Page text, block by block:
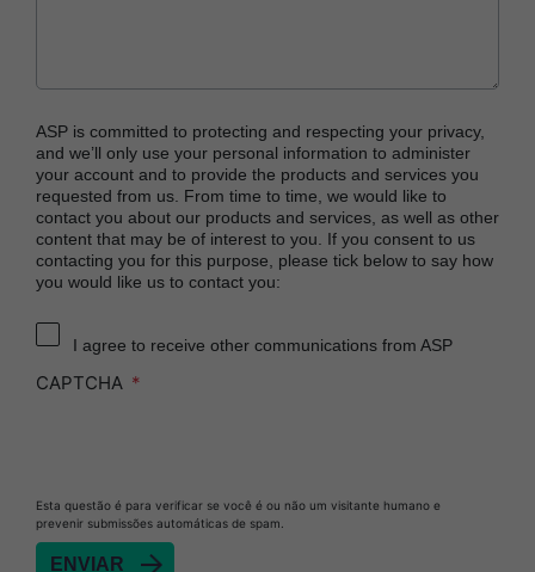
ASP is committed to protecting and respecting your privacy,
and we’ll only use your personal information to administer
your account and to provide the products and services you
requested from us. From time to time, we would like to
contact you about our products and services, as well as other
content that may be of interest to you. If you consent to us
contacting you for this purpose, please tick below to say how
you would like us to contact you:
I agree to receive other communications from ASP
CAPTCHA
Esta questão é para verificar se você é ou não um visitante humano e
prevenir submissões automáticas de spam.